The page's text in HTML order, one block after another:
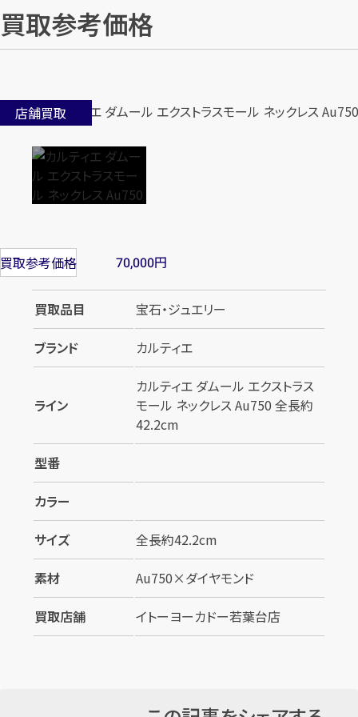
買取参考価格
店舗買取
買取参考価格 70,000円
買取品目
宝石・ジュエリー
ブランド
カルティエ
ライン
カルティエ ダムール エクストラス
モール ネックレス Au750 全長約
42.2cm
型番
カラー
サイズ
全長約42.2cm
素材
Au750×ダイヤモンド
買取店舗
イトーヨーカドー若葉台店